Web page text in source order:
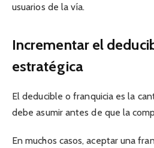
usuarios de la vía.
Incrementar el
estratégica
El deducible o franquicia es la
debe asumir antes de que la
En muchos casos, aceptar una